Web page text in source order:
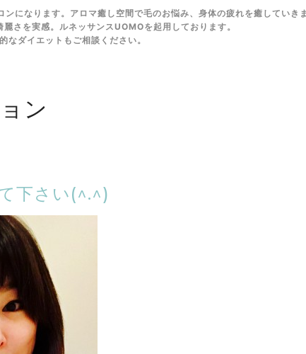
になります。アロマ癒し空間で毛のお悩み、身体の疲れを癒していき
さを実感。ルネッサンスUOMOを起用しております。
ダイエットもご相談ください。
ン
下さい(^.^)